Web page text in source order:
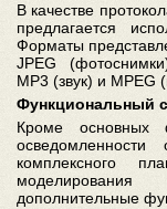
В качестве
предлагается
Форматы
JPEG
MP3 (звук) и MPEG
Функциональный
Кроме основных
осведомленности
комплексного
дополнительные